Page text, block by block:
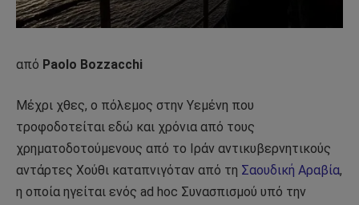
από Paolo Bozzacchi
Μέχρι χθες, ο πόλεμος στην Υεμένη που
τροφοδοτείται εδώ και χρόνια από τους
χρηματοδοτούμενους από το Ιράν αντικυβερνητικούς
αντάρτες Χούθι καταπνιγόταν από τη Σαουδική Αραβία,
η οποία ηγείται ενός ad hoc Συνασπισμού υπό την